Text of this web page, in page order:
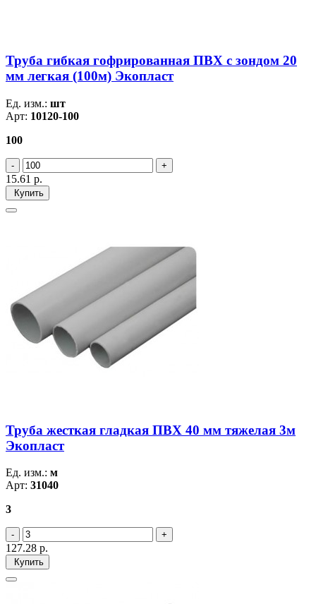
Труба гибкая гофрированная ПВХ с зондом 20
мм легкая (100м) Экопласт
Ед. изм.: шт
Арт: 10120-100
100
15.61 р.
Купить
Труба жесткая гладкая ПВХ 40 мм тяжелая 3м
Экопласт
Ед. изм.: м
Арт: 31040
3
127.28 р.
Купить